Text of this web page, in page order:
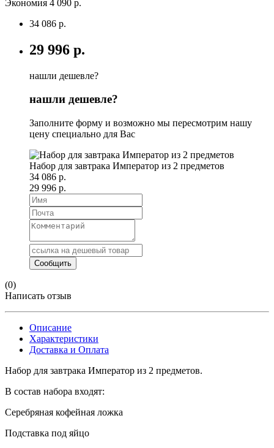
Экономия 4 090 р.
34 086 р.
29 996 р.
нашли дешевле?
нашли дешевле?
Заполните форму и возможно мы пересмотрим нашу
цену специально для Вас
Набор для завтрака Император из 2 предметов
34 086 р.
29 996 р.
(0)
Написать отзыв
Описание
Характеристики
Доставка и Оплата
Набор для завтрака Император из 2 предметов.
В состав набора входят:
Серебряная кофейная ложка
Подставка под яйцо